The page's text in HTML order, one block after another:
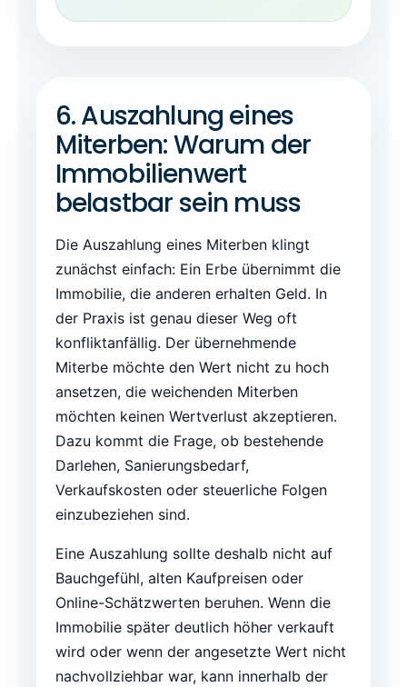
6. Auszahlung eines
Miterben: Warum der
Immobilienwert
belastbar sein muss
Die Auszahlung eines Miterben klingt
zunächst einfach: Ein Erbe übernimmt die
Immobilie, die anderen erhalten Geld. In
der Praxis ist genau dieser Weg oft
konfliktanfällig. Der übernehmende
Miterbe möchte den Wert nicht zu hoch
ansetzen, die weichenden Miterben
möchten keinen Wertverlust akzeptieren.
Dazu kommt die Frage, ob bestehende
Darlehen, Sanierungsbedarf,
Verkaufskosten oder steuerliche Folgen
einzubeziehen sind.
Eine Auszahlung sollte deshalb nicht auf
Bauchgefühl, alten Kaufpreisen oder
Online-Schätzwerten beruhen. Wenn die
Immobilie später deutlich höher verkauft
wird oder wenn der angesetzte Wert nicht
nachvollziehbar war, kann innerhalb der